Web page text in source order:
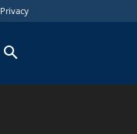
Privacy